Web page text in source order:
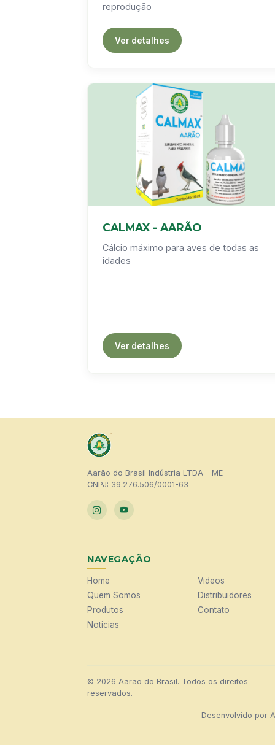
reprodução
Ver detalhes
CALMAX - AARÃO
Cálcio máximo para aves de todas as
idades
Ver detalhes
Aarão do Brasil Indústria LTDA - ME
CNPJ: 39.276.506/0001-63
NAVEGAÇÃO
Home
Quem Somos
Produtos
Noticias
Videos
Distribuidores
Contato
© 2026 Aarão do Brasil. Todos os direitos
reservados.
Desenvolvido por